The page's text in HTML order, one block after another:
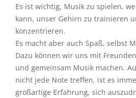
Es ist wichtig, Musik zu spielen,
kann, unser Gehirn zu trainieren
konzentrieren.
Es macht aber auch Spaß, selbst
Dazu können wir uns mit
und gemeinsam Musik machen.
nicht jede Note treffen, ist es
großartige Erfahrung, sich